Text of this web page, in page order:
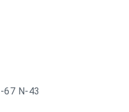
67 N-43